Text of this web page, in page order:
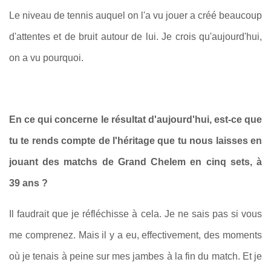
Le niveau de tennis auquel on l'a vu jouer a créé beaucoup
d'attentes et de bruit autour de lui. Je crois qu'aujourd'hui,
on a vu pourquoi.
En ce qui concerne le résultat d'aujourd'hui, est‑ce que
tu te rends compte de l'héritage que tu nous laisses en
jouant des matchs de Grand Chelem en cinq sets, à
39 ans ?
Il faudrait que je réfléchisse à cela. Je ne sais pas si vous
me comprenez. Mais il y a eu, effectivement, des moments
où je tenais à peine sur mes jambes à la fin du match. Et je